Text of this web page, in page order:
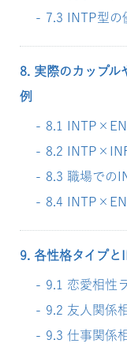
7.3 INTP型の
8. 実際のカップル
例
8.1
8.2
8.3 職場での
8.4
9. 各性格タイプ
9.1 恋愛相性
9.2 友人関係
9.3 仕事関係